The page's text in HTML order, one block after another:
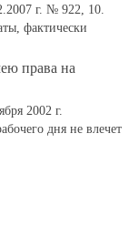
г. № 922, 10.
фактически
права на
2002 г.
дня не влечет